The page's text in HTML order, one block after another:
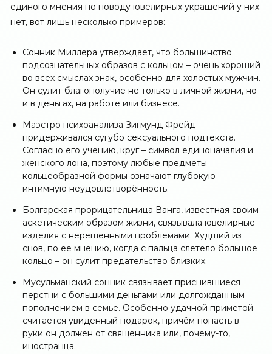
единого мнения по поводу ювелирных украшений у них
нет, вот лишь несколько примеров:
Сонник Миллера утверждает, что большинство
подсознательных образов с кольцом – очень хороший
во всех смыслах знак, особенно для холостых мужчин.
Он сулит благополучие не только в личной жизни, но
и в деньгах, на работе или бизнесе.
Маэстро психоанализа Зигмунд Фрейд
придерживался сугубо сексуального подтекста.
Согласно его учению, круг – символ единоначалия и
женского лона, поэтому любые предметы
кольцеобразной формы означают глубокую
интимную неудовлетворённость.
Болгарская прорицательница Ванга, известная своим
аскетическим образом жизни, связывала ювелирные
изделия с нерешёнными проблемами. Худший из
снов, по её мнению, когда с пальца слетело большое
кольцо – он сулит предательство близких.
Мусульманский сонник связывает приснившиеся
перстни с большими деньгами или долгожданным
пополнением в семье. Особенно удачной приметой
считается увиденный подарок, причём попасть в
руки он должен от священника или, почему-то,
иностранца.